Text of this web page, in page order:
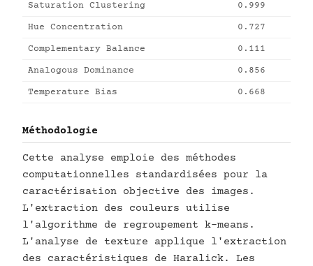
Saturation Clustering 0.999
Hue Concentration 0.727
Complementary Balance 0.111
Analogous Dominance 0.856
Temperature Bias 0.668
Méthodologie
Cette analyse emploie des méthodes
computationnelles standardisées pour la
caractérisation objective des images.
L'extraction des couleurs utilise
l'algorithme de regroupement k-means.
L'analyse de texture applique l'extraction
des caractéristiques de Haralick. Les